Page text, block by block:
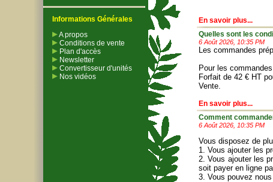
Informations Générales
A propos
Conditions de vente
Plan d'accès
Newsletter
Convertisseur d'unités
Nos vidéos
En savoir plus...
Quelles sont les
6 Août 2026, 10:35 PM
Les commandes
Pour les
Forfait de 42 € HT
Vente.
En savoir plus...
Comment
6 Août 2026, 10:35 PM
Vous disposez de
1. Vous ajouter les
2. Vous ajouter les
soit payer en ligne
3. Vous pouvez